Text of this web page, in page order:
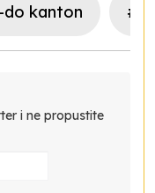
do kanton
i ne propustite